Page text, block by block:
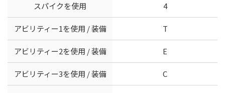
スパイクを使用 4
アビリティー1を使用 / 装備 T
アビリティー2を使用 / 装備 E
アビリティー3を使用 / 装備 C